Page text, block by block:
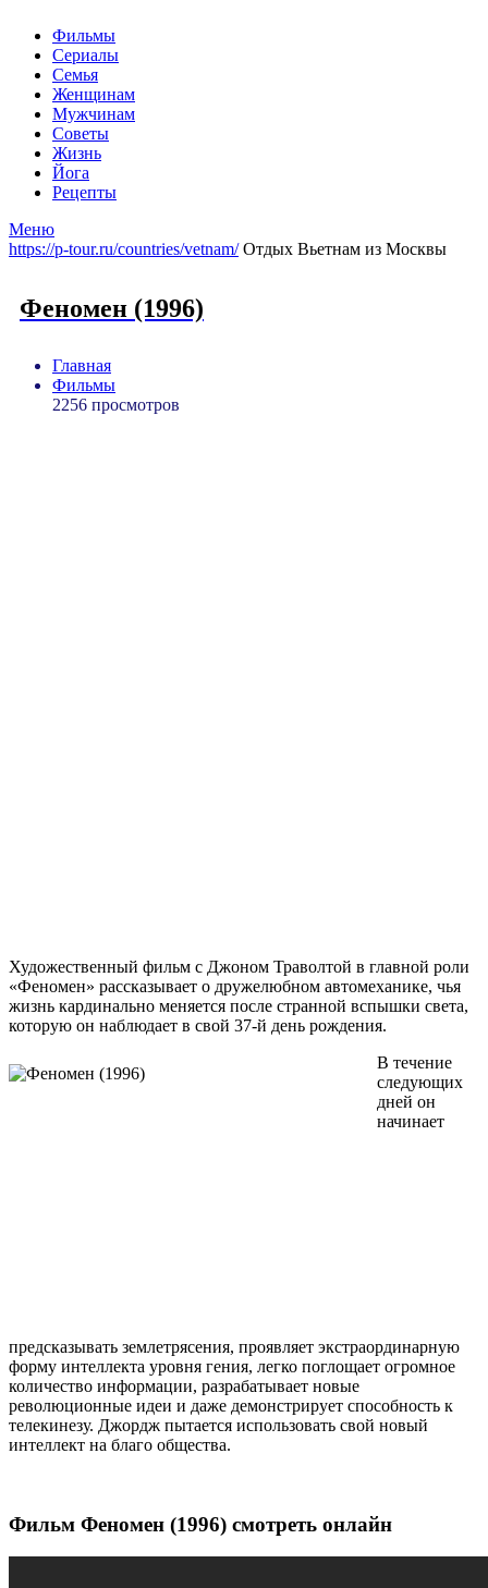
Фильмы
Сериалы
Семья
Женщинам
Мужчинам
Советы
Жизнь
Йога
Рецепты
Меню
https://p-tour.ru/countries/vetnam/Отдых Вьетнам из Москвы
Феномен (1996)
Главная
Фильмы
2256 просмотров
Художественный фильм с Джоном Траволтой в главной роли
«Феномен» рассказывает о дружелюбном автомеханике, чья
жизнь кардинально меняется после странной вспышки света,
которую он наблюдает в свой 37-й день рождения.
В течение
следующих
дней он
начинает
предсказывать землетрясения, проявляет экстраординарную
форму интеллекта уровня гения, легко поглощает огромное
количество информации, разрабатывает новые
революционные идеи и даже демонстрирует способность к
телекинезу. Джордж пытается использовать свой новый
интеллект на благо общества.
Фильм Феномен (1996) смотреть онлайн